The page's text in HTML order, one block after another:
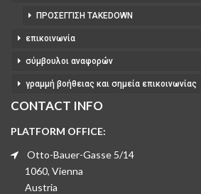
ΠΡΟΣΈΓΓΙΣΗ TAKEDOWN
επικοινωνία
σύμβουλοι αναφορών
γραμμή βοήθειας και σημεία επικοινωνίας
CONTACT INFO
PLATFORM OFFICE:
Otto-Bauer-Gasse 5/14
1060, Vienna
Austria